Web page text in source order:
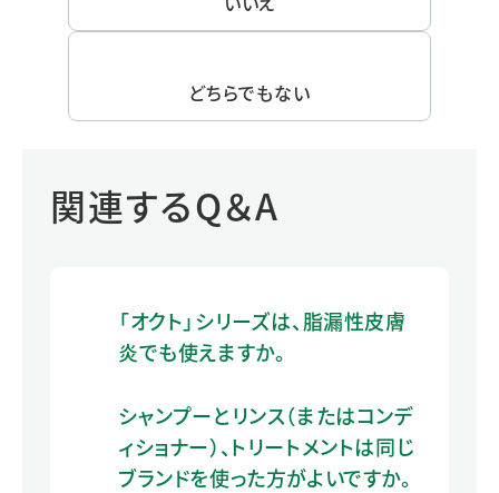
どちらでもない
関連するQ＆A
「オクト」シリーズは、脂漏性皮膚
炎でも使えますか。
シャンプーとリンス（またはコンデ
ィショナー）、トリートメントは同じ
ブランドを使った方がよいですか。